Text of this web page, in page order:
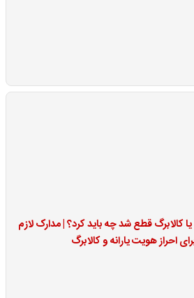
یا کالابرگ قطع شد چه باید کرد؟ | مدارک لازم
احراز هویت یارانه و کالابرگ